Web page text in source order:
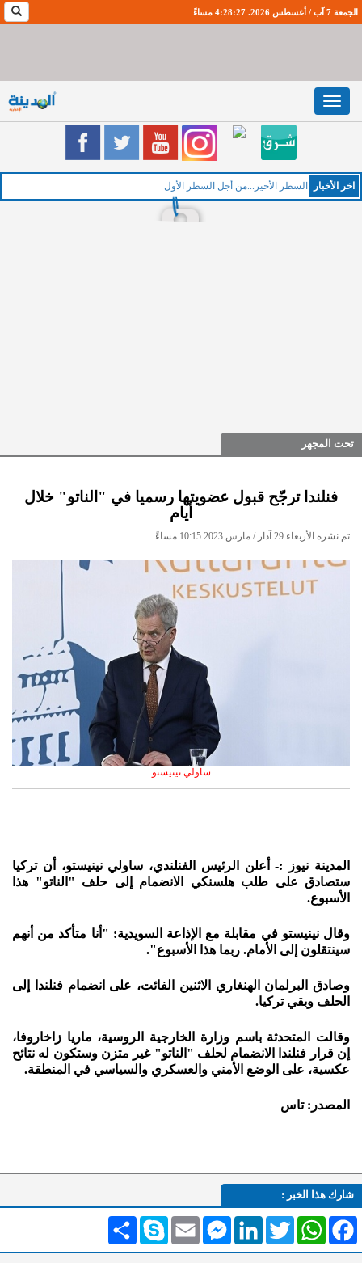
الجمعة 7 آب / أغسطس 2026. 4:28:28 مساءً
Toggle
navigation
اخر اﻷخبار السطر الأخير...من أجل السطر الأول
تحت المجهر
فنلندا ترجّح قبول عضويتها رسميا في "الناتو" خلال
أيام
تم نشره الأربعاء 29 آذار / مارس 2023 10:15 مساءً
ساولي نينيستو
المدينة نيوز :- أعلن الرئيس الفنلندي، ساولي نينيستو، أن تركيا
ستصادق على طلب هلسنكي الانضمام إلى حلف "الناتو" هذا
الأسبوع.
وقال نينيستو في مقابلة مع الإذاعة السويدية: "أنا متأكد من أنهم
سينتقلون إلى الأمام. ربما هذا الأسبوع".
وصادق البرلمان الهنغاري الاثنين الفائت، على انضمام فنلندا إلى
الحلف وبقي تركيا.
وقالت المتحدثة باسم وزارة الخارجية الروسية، ماريا زاخاروفا،
إن قرار فنلندا الانضمام لحلف "الناتو" غير متزن وستكون له نتائح
عكسية، على الوضع الأمني والعسكري والسياسي في المنطقة.
المصدر: تاس
شارك هذا الخبر :
انشر Skype Email
MessengerLinkedInTwitterWhatsAppFacebook